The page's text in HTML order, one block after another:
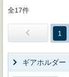
全17件
1
ギアホルダー